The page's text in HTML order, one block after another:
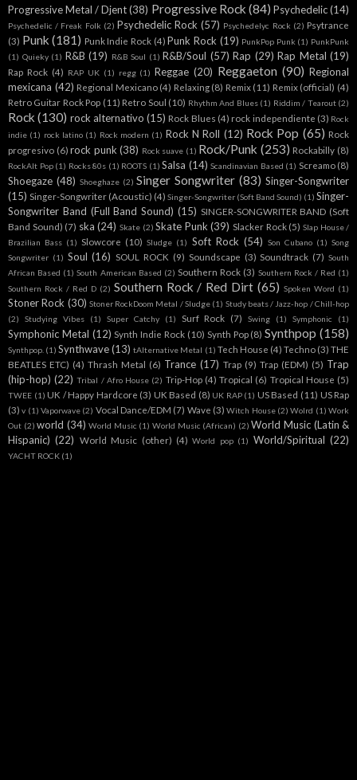
Progressive Metal / Djent (38) Progressive Rock (84) Psychedelic(14)
Psychedelic / Freak Folk (2) Psychedelic Rock (57) Psychedelyc Rock (2) Psytrance
(3) Punk (181) Punk Indie Rock (4) Punk Rock (19) PunkPop Punk (1) PunkPunk
(1) Quieky (1) R&B (19) R&B Soul (1) R&B/Soul (57) Rap (29) Rap Metal (19)
Rap Rock (4) RAP UK (1) regg (1) Reggae (20) Reggaeton (90) Regional
mexicana (42) Regional Mexicano (4) Relaxing (8) Remix (11) Remix (official) (4)
Retro Guitar Rock Pop (11) Retro Soul (10) Rhythm And Blues (1) Riddim / Tearout (2)
Rock (130) rock alternativo (15) Rock Blues (4) rock independiente (3) Rock
indie (1) rock latino (1) Rock modern (1) Rock N Roll (12) Rock Pop (65) Rock
progresivo (6) rock punk (38) Rock suave (1) Rock/Punk (253) Rockabilly (8)
RockAlt Pop (1) Rocks 80s (1) ROOTS (1) Salsa (14) Scandinavian Based (1) Screamo (8)
Shoegaze (48) Shoeghaze (2) Singer Songwriter (83) Singer-Songwriter
(15) Singer-Songwriter (Acoustic) (4) Singer-Songwriter (Soft Band Sound) (1) Singer-
Songwriter Band (Full Band Sound) (15) SINGER-SONGWRITER BAND (Soft
Band Sound) (7) ska (24) Skate (2) Skate Punk (39) Slacker Rock (5) Slap House /
Brazilian Bass (1) Slowcore (10) Sludge (1) Soft Rock (54) Son Cubano (1) Song
Songwriter (1) Soul (16) SOUL ROCK (9) Soundscape (3) Soundtrack (7) South
African Based (1) South American Based (2) Southern Rock (3) Southern Rock / Red (1)
Southern Rock / Red D (2) Southern Rock / Red Dirt (65) Spoken Word (1)
Stoner Rock (30) Stoner RockDoom Metal / Sludge (1) Study beats / Jazz-hop / Chill-hop
(2)
Studying Vibes (1) Super Catchy (1) Surf Rock (7) Swing (1) Symphonic (1)
Symphonic Metal (12) Synth Indie Rock (10) Synth Pop (8) Synthpop (158)
Synthpop. (1) Synthwave (13) tAlternative Metal (1) Tech House (4) Techno (3) THE
BEATLES ETC) (4) Thrash Metal (6) Trance (17) Trap (9) Trap (EDM) (5) Trap
(hip-hop) (22) Tribal / Afro House (2) Trip-Hop (4) Tropical (6) Tropical House (5)
TWEE (1) UK / Happy Hardcore (3) UK Based (8) UK RAP (1) US Based (11) US Rap
(3) v (1) Vaporwave (2) Vocal Dance/EDM (7) Wave (3) Witch House (2) Wolrd (1) Work
Out (2) world (34) World Music (1) World Music (African) (2) World Music (Latin &
Hispanic) (22) World Music (other) (4) World pop (1) World/Spiritual (22)
YACHT ROCK (1)